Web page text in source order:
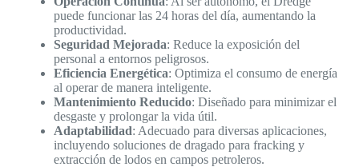
puede funcionar las 24 horas del día, aumentando la
productividad.
Seguridad Mejorada: Reduce la exposición del
personal a entornos peligrosos.
Eficiencia Energética: Optimiza el consumo de energía
al operar de manera inteligente.
Mantenimiento Reducido: Diseñado para minimizar el
desgaste y prolongar la vida útil.
Adaptabilidad: Adecuado para diversas aplicaciones,
incluyendo soluciones de dragado para fracking y
extracción de lodos en campos petroleros.